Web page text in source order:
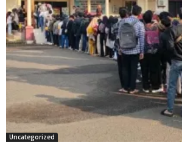
Uncategorized